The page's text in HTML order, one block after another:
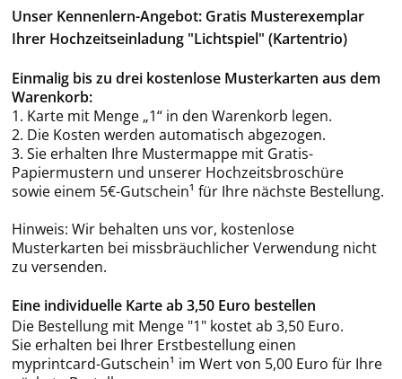
Unser Kennenlern-Angebot: Gratis Musterexemplar
Ihrer Hochzeitseinladung "Lichtspiel" (Kartentrio)
Einmalig bis zu drei kostenlose Musterkarten aus dem
Warenkorb:
1. Karte mit Menge „1“ in den Warenkorb legen.
2. Die Kosten werden automatisch abgezogen.
3. Sie erhalten Ihre Mustermappe mit Gratis-
Papiermustern und unserer Hochzeitsbroschüre
sowie einem 5€-Gutschein¹ für Ihre nächste Bestellung.
Hinweis: Wir behalten uns vor, kostenlose
Musterkarten bei missbräuchlicher Verwendung nicht
zu versenden.
Eine individuelle Karte ab 3,50 Euro bestellen
Die Bestellung mit Menge "1" kostet ab 3,50 Euro.
Sie erhalten bei Ihrer Erstbestellung einen
myprintcard-Gutschein¹ im Wert von 5,00 Euro für Ihre